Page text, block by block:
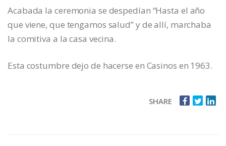
Acabada la ceremonia se despedían “Hasta el año
que viene, que tengamos salud” y de allí, marchaba
la comitiva a la casa vecina.
Esta costumbre dejo de hacerse en Casinos en 1963.
SHARE